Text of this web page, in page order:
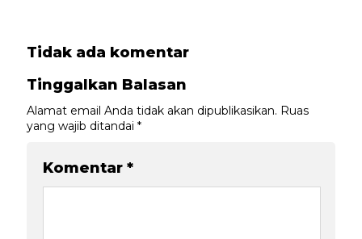
Tidak ada komentar
Tinggalkan Balasan
Alamat email Anda tidak akan dipublikasikan. Ruas
yang wajib ditandai *
Komentar *